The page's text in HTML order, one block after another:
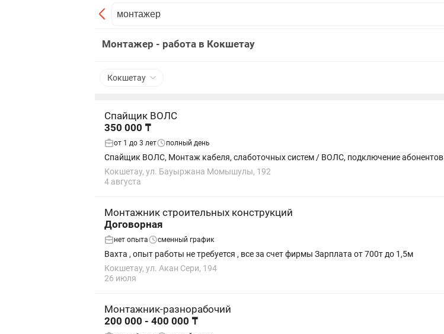
Монтажер - работа в Кокшетау
Кокшетау
Спайщик ВОЛС
350 000 ₸
от 1 до 3 лет полный день
Спайщик ВОЛС, Монтаж кабеля, слаботочных систем / ВОЛС, подключение абонентов
Кокшетау, ул. Бауыржана Момышулы, 192
4 августа
Монтажник строительных конструкций
Договорная
нет опыта сменный график
Вахта , опыт работы не требуется , все за счет фирмы Зарплата от 700т до 1,5м
Кокшетау, ул. Акан Сери, 194
26 июля
Монтажник-разнорабочий
200 000 - 400 000 ₸